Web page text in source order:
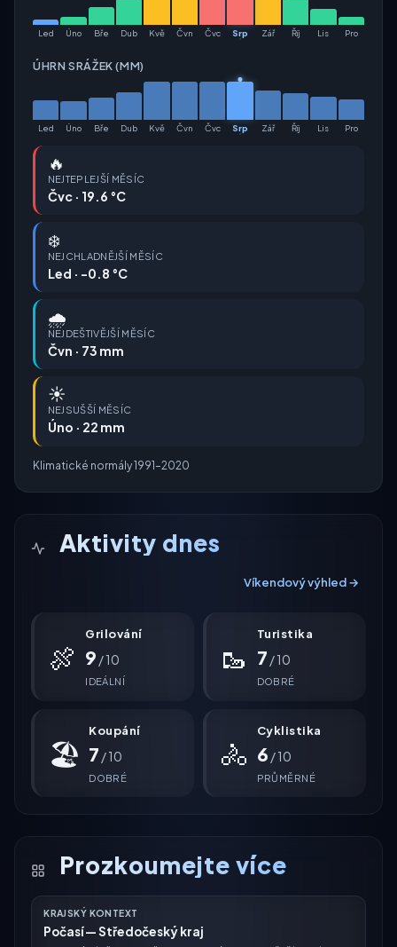
Led Úno Bře Dub Kvě Čvn Čvc Srp Zář Říj Lis Pro
ÚHRN SRÁŽEK (MM)
Led Úno Bře Dub Kvě Čvn Čvc Srp Zář Říj Lis Pro
🔥
NEJTEPLEJŠÍ MĚSÍC
Čvc · 19.6 °C
❄️
NEJCHLADNĚJŠÍ MĚSÍC
Led · -0.8 °C
🌧️
NEJDEŠTIVĚJŠÍ MĚSÍC
Čvn · 73 mm
☀️
NEJSUŠŠÍ MĚSÍC
Úno · 22 mm
Klimatické normály 1991–2020
Aktivity dnes
Víkendový výhled →
🍖
Grilování
9 / 10
IDEÁLNÍ
🥾
Turistika
7 / 10
DOBRÉ
🏖
Koupání
7 / 10
DOBRÉ
🚴
Cyklistika
6 / 10
PRŮMĚRNÉ
Prozkoumejte více
KRAJSKÝ KONTEXT
Počasí — Středočeský kraj